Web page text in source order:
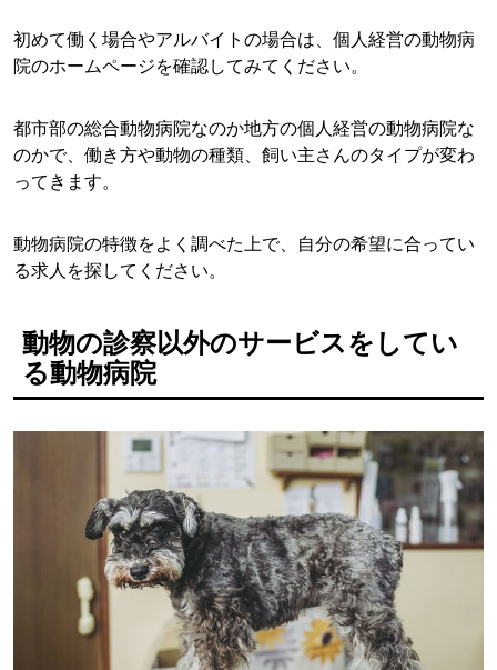
初めて働く場合やアルバイトの場合は、個人経営の動物病
院のホームページを確認してみてください。
都市部の総合動物病院なのか地方の個人経営の動物病院な
のかで、働き方や動物の種類、飼い主さんのタイプが変わ
ってきます。
動物病院の特徴をよく調べた上で、自分の希望に合ってい
る求人を探してください。
動物の診察以外のサービスをしてい
る動物病院